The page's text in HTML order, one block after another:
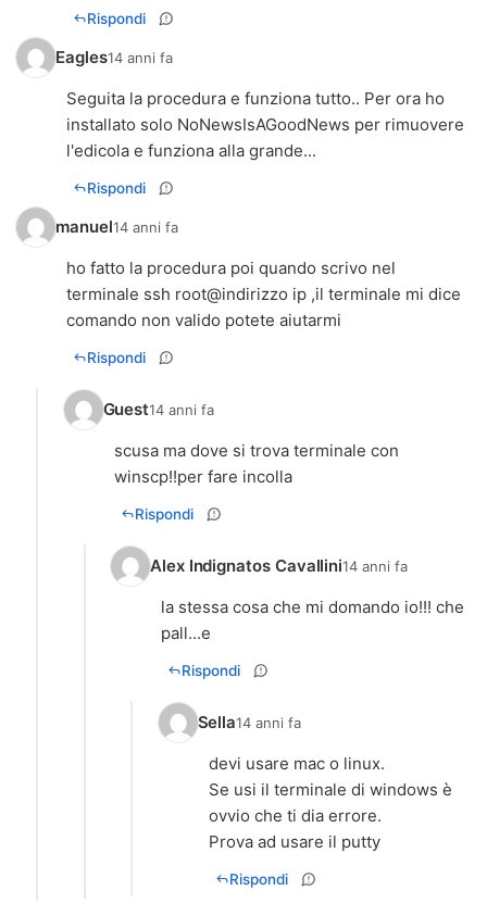
Rispondi
Eagles14 anni fa
Seguita la procedura e funziona tutto.. Per ora ho
installato solo NoNewsIsAGoodNews per rimuovere
Rispondi
manuel14 anni fa
ho fatto la procedura poi quando scrivo nel
terminale ssh root@indirizzo ip ,il terminale mi dice
Rispondi
Guest14 anni fa
scusa ma dove si trova terminale con
winscp!!per fare incolla
Rispondi
Alex Indignatos Cavallini14 anni fa
la stessa cosa che mi domando io!!! che
pall...e
Rispondi
Sella14 anni fa
devi usare mac o linux.
Se usi il terminale di windows è
ovvio che ti dia errore.
Prova ad usare il putty
Rispondi